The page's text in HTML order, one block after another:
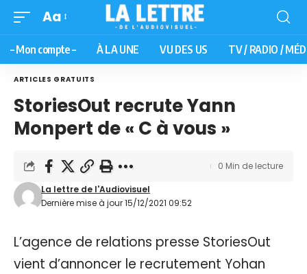
Aa
– Mon compte – À LA UNE VU DES US TV / RADIO /
ARTICLES GRATUITS
StoriesOut recrute Yann
Monpert de « C à vous »
Dernière mise à jour 15/12/2021 09:52
La lettre de l'Audiovisuel
0 Min de lecture
L’agence de relations presse StoriesOut
vient d’annoncer le recrutement Yohan